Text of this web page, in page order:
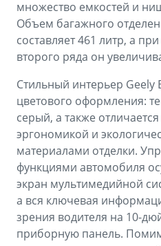
множество емкостей и
Объем багажного
составляет 461 литр, а
второго ряда он
Стильный интерьер Geely
цветового оформления:
серый, а также
эргономикой и
материалами отделки.
функциями автомобиля
экран мультимедийной
а вся ключевая
зрения водителя на 10-
приборную панель.